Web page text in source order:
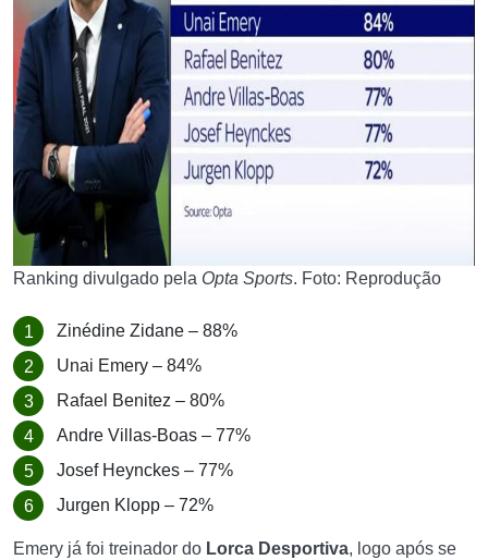
Ranking divulgado pela Opta Sports. Foto: Reprodução
Zinédine Zidane – 88%
Unai Emery – 84%
Rafael Benitez – 80%
Andre Villas-Boas – 77%
Josef Heynckes – 77%
Jurgen Klopp – 72%
Emery já foi treinador do Lorca Desportiva, logo após se